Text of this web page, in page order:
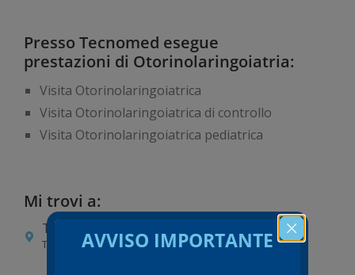
Presso Tecnomed esegue
prestazioni di Otorinolaringoiatria:
Visita Otorinolaringoiatrica
Visita Otorinolaringoiatrica di controllo
Visita Otorinolaringoiatrica pediatrica
Mi trovi a:
Trento – Via Falcone-Borsellino
Tecnomed Trento Srl
AVVISO IMPORTANTE